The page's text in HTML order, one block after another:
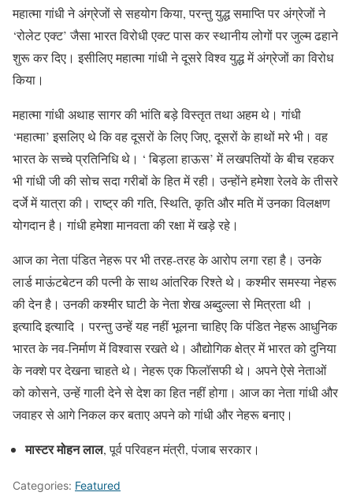
महात्मा गांधी ने अंग्रेजों से सहयोग किया, परन्तु युद्ध समाप्ति पर अंग्रेजों ने
‘रोलेट एक्ट’ जैसा भारत विरोधी एक्ट पास कर स्थानीय लोगों पर जुल्म ढहाने
शुरू कर दिए। इसीलिए महात्मा गांधी ने दूसरे विश्व युद्ध में अंग्रेजों का विरोध
किया।
महात्मा गांधी अथाह सागर की भांति बड़े विस्तृत तथा अहम थे। गांधी
‘महात्मा’ इसलिए थे कि वह दूसरों के लिए जिए, दूसरों के हाथों मरे भी। वह
भारत के सच्चे प्रतिनिधि थे। ‘ बिड़ला हाऊस’ में लखपतियों के बीच रहकर
भी गांधी जी की सोच सदा गरीबों के हित में रही। उन्होंने हमेशा रेलवे के तीसरे
दर्जे में यात्रा की। राष्ट्र की गति, स्थिति, कृति और मति में उनका विलक्षण
योगदान है। गांधी हमेशा मानवता की रक्षा में खड़े रहे।
आज का नेता पंडित नेहरू पर भी तरह-तरह के आरोप लगा रहा है। उनके
लार्ड माऊंटबेटन की पत्नी के साथ आंतरिक रिश्ते थे। कश्मीर समस्या नेहरू
की देन है। उनकी कश्मीर घाटी के नेता शेख अब्दुल्ला से मित्रता थी ।
इत्यादि इत्यादि । परन्तु उन्हें यह नहीं भूलना चाहिए कि पंडित नेहरू आधुनिक
भारत के नव-निर्माण में विश्वास रखते थे। औद्योगिक क्षेत्र में भारत को दुनिया
के नक्शे पर देखना चाहते थे। नेहरू एक फिलॉसफी थे। अपने ऐसे नेताओं
को कोसने, उन्हें गाली देने से देश का हित नहीं होगा। आज का नेता गांधी और
जवाहर से आगे निकल कर बताए अपने को गांधी और नेहरू बनाए।
मास्टर मोहन लाल,पूर्व परिवहन मंत्री, पंजाब सरकार।
Categories: Featured